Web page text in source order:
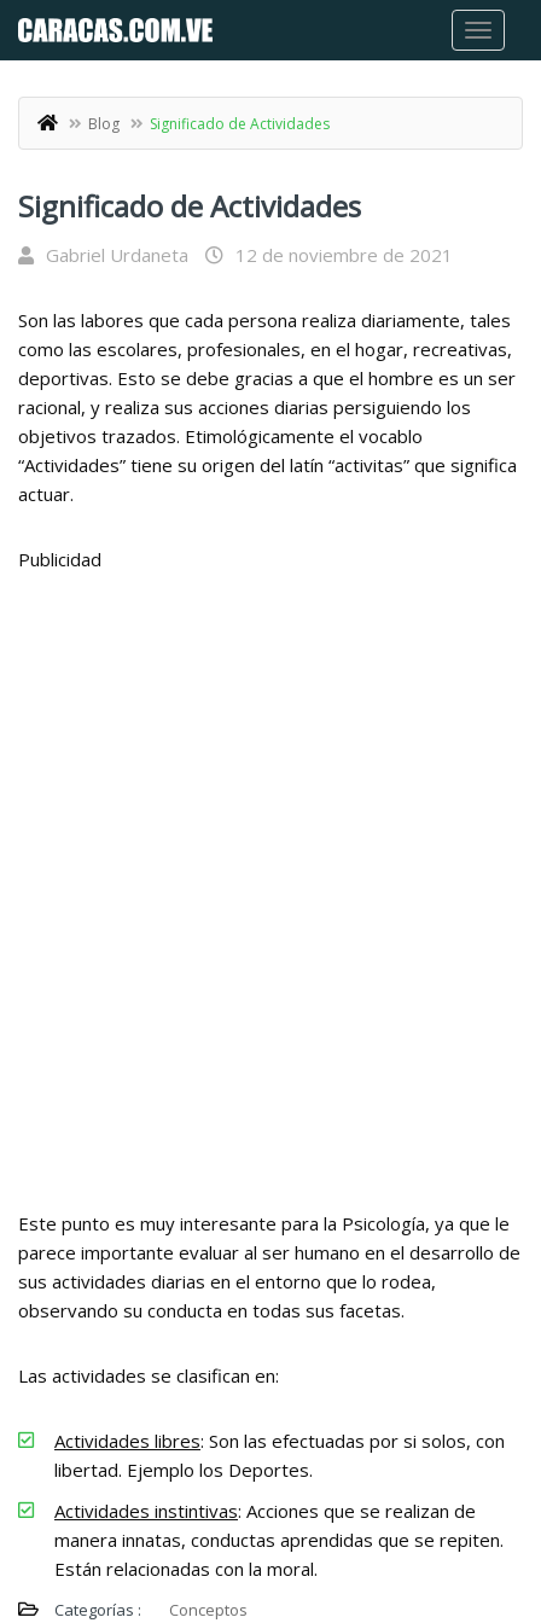
Blog Significado de Actividades
Significado de Actividades
Gabriel Urdaneta 12 de noviembre de 2021
Son las labores que cada persona realiza diariamente, tales
como las escolares, profesionales, en el hogar, recreativas,
deportivas. Esto se debe gracias a que el hombre es un ser
racional, y realiza sus acciones diarias persiguiendo los
objetivos trazados. Etimológicamente el vocablo
“Actividades” tiene su origen del latín “activitas” que significa
actuar.
Publicidad
Este punto es muy interesante para la Psicología, ya que le
parece importante evaluar al ser humano en el desarrollo de
sus actividades diarias en el entorno que lo rodea,
observando su conducta en todas sus facetas.
Las actividades se clasifican en:
Actividades libres: Son las efectuadas por si solos, con
libertad. Ejemplo los Deportes.
Actividades instintivas: Acciones que se realizan de
manera innatas, conductas aprendidas que se repiten.
Están relacionadas con la moral.
Categorías :
Conceptos